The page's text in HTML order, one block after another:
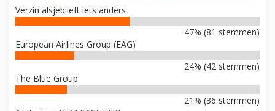
Verzin alsjeblieft iets anders
47% (81 stemmen)
European Airlines Group (EAG)
24% (42 stemmen)
The Blue Group
21% (36 stemmen)